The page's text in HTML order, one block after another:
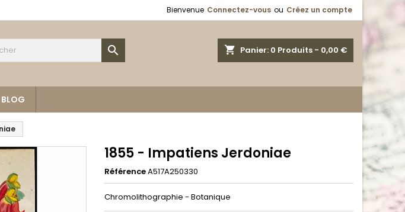
Bienvenue Connectez-vous ou Créez un compte
shopping_cart Panier: 0 Produits - 0,00 €

BLOG
1855 - Impatiens Jerdoniae
RéférenceA517A250330
Chromolithographie - Botanique